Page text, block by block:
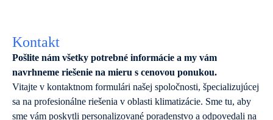
Kontakt
Pošlite nám všetky potrebné informácie a my vám
navrhneme riešenie na mieru s cenovou ponukou.
Vitajte v kontaktnom formulári našej spoločnosti, špecializujúcej
sa na profesionálne riešenia v oblasti klimatizácie. Sme tu, aby
sme vám poskytli personalizované poradenstvo a odpovedali na